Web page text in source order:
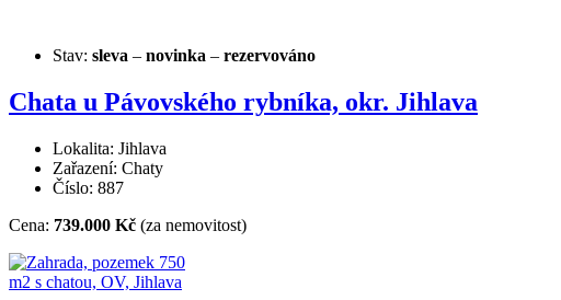
Stav: sleva – novinka – rezervováno
Chata u Pávovského rybníka, okr. Jihlava
Lokalita: Jihlava
Zařazení: Chaty
Číslo: 887
Cena: 739.000 Kč (za nemovitost)